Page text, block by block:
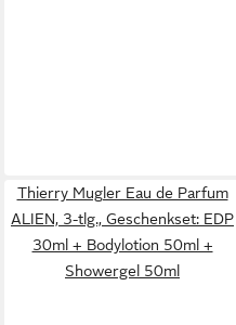
Thierry Mugler Eau de Parfum
ALIEN, 3-tlg., Geschenkset: EDP
30ml + Bodylotion 50ml +
Showergel 50ml